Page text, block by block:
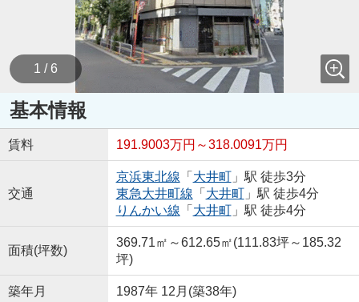
1 / 6
基本情報
賃料 191.9003万円～318.0091万円
交通
京浜東北線 「 大井町」駅 徒歩3分
東急大井町線 「 大井町」駅 徒歩4分
りんかい線 「 大井町」駅 徒歩4分
面積(坪数)
369.71㎡～612.65㎡(111.83坪～185.32
坪)
築年月 1987年 12月(築38年)